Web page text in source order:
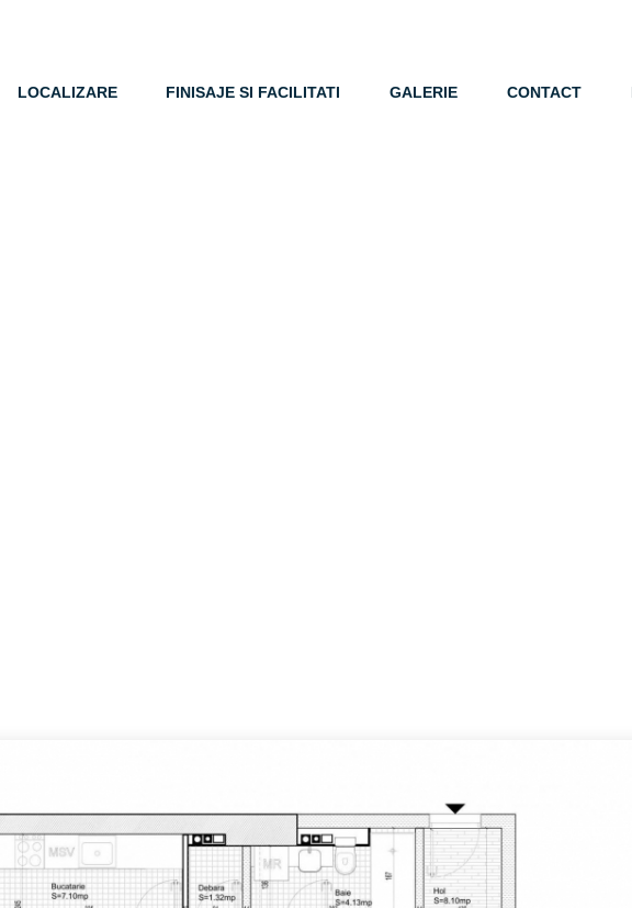
LOCALIZARE FINISAJE SI FACILITATI GALERIE CONTACT